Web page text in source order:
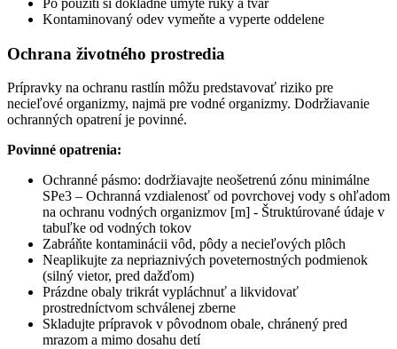
Po použití si dôkladne umyte ruky a tvár
Kontaminovaný odev vymeňte a vyperte oddelene
Ochrana životného prostredia
Prípravky na ochranu rastlín môžu predstavovať riziko pre
necieľové organizmy, najmä pre vodné organizmy. Dodržiavanie
ochranných opatrení je povinné.
Povinné opatrenia:
Ochranné pásmo: dodržiavajte neošetrenú zónu minimálne
SPe3 – Ochranná vzdialenosť od povrchovej vody s ohľadom
na ochranu vodných organizmov [m] - Štruktúrované údaje v
tabuľke od vodných tokov
Zabráňte kontaminácii vôd, pôdy a necieľových plôch
Neaplikujte za nepriaznivých poveternostných podmienok
(silný vietor, pred dažďom)
Prázdne obaly trikrát vypláchnuť a likvidovať
prostredníctvom schválenej zberne
Skladujte prípravok v pôvodnom obale, chránený pred
mrazom a mimo dosahu detí